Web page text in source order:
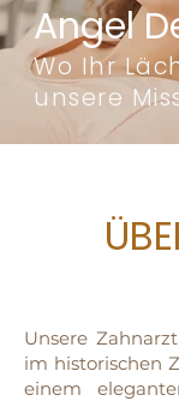
Angel
Wo Ihr
unsere
Unsere
im historischen
einem